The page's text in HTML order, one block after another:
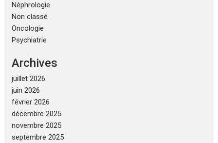
Néphrologie
Non classé
Oncologie
Psychiatrie
Archives
juillet 2026
juin 2026
février 2026
décembre 2025
novembre 2025
septembre 2025